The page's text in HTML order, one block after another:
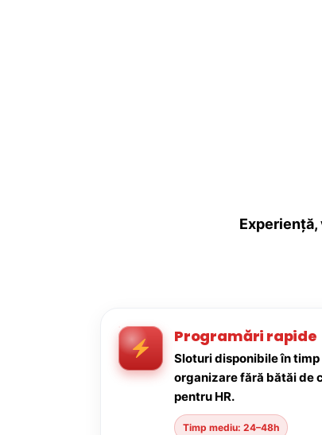
Programări rapide
Sloturi disponibile în timp
organizare fără bătăi de
pentru HR.
Timp mediu: 24–48h